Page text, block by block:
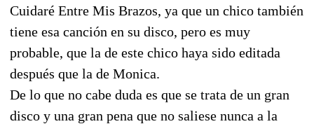
Cuidaré Entre Mis Brazos, ya que un chico también
tiene esa canción en su disco, pero es muy
probable, que la de este chico haya sido editada
después que la de Monica.
De lo que no cabe duda es que se trata de un gran
disco y una gran pena que no saliese nunca a la